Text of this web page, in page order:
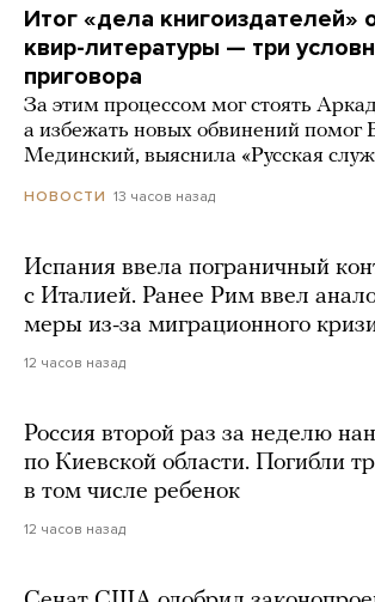
Итог «дела книгоиздателей»
квир-литературы — три
приговора
За этим процессом мог стоять
а избежать новых обвинений помог
Мединский, выяснила «Русская
НОВОСТИ 13 часов назад
Испания ввела пограничный
с Италией. Ранее Рим ввел
меры из-за миграционного
12 часов назад
Россия второй раз за неделю
по Киевской области. Погибли
в том числе ребенок
12 часов назад